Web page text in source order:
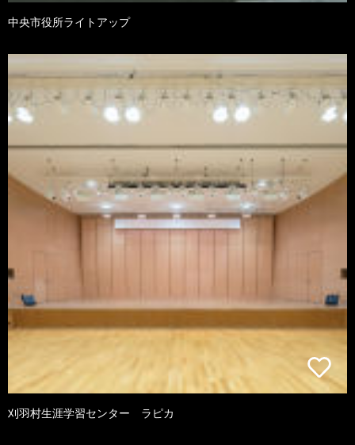
中央市役所ライトアップ
刈羽村生涯学習センター ラピカ